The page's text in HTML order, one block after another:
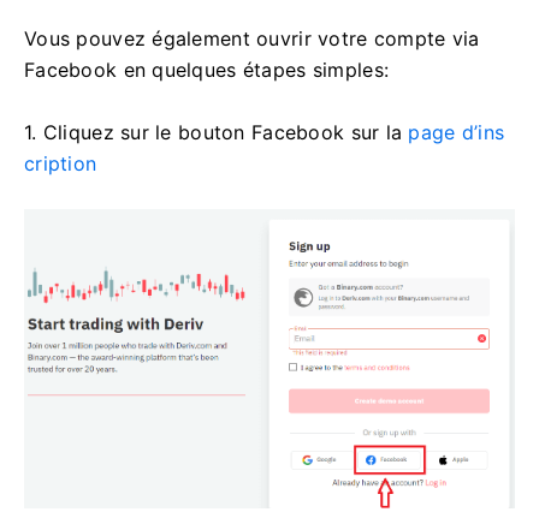
Vous pouvez également ouvrir votre compte via
Facebook en quelques étapes simples:
1. Cliquez sur le bouton Facebook sur la page d’ins
cription